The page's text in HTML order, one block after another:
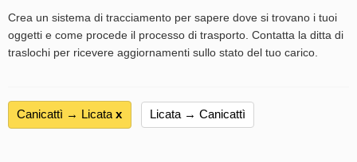
Crea un sistema di tracciamento per sapere dove si trovano i tuoi
oggetti e come procede il processo di trasporto. Contatta la ditta di
traslochi per ricevere aggiornamenti sullo stato del tuo carico.
Canicattì → Licata х Licata → Canicattì